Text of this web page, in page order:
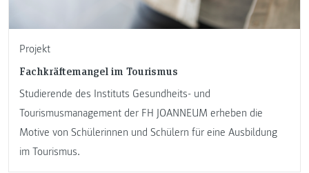
Projekt
Fachkräftemangel im Tourismus
Studierende des Instituts Gesundheits- und
Tourismusmanagement der FH JOANNEUM erheben die
Motive von Schülerinnen und Schülern für eine Ausbildung
im Tourismus.